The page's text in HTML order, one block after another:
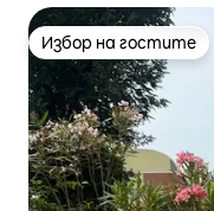
Избор на гостите
Избор на гостите